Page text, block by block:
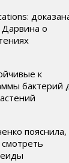
Дарвина о
к
бактерий
пояснила,